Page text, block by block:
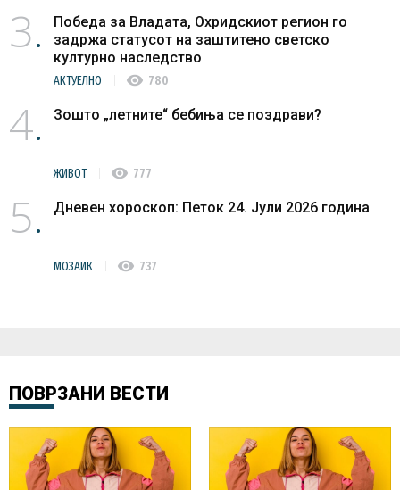
3
Победа за Владата, Охридскиот регион го
задржа статусот на заштитено светско
културно наследство
АКТУЕЛНО visibility 780
4 Зошто „летните“ бебиња се поздрави?
ЖИВОТ visibility 777
5 Дневен хороскоп: Петок 24. Јули 2026 година
МОЗАИК visibility 737
ПОВРЗАНИ ВЕСТИ